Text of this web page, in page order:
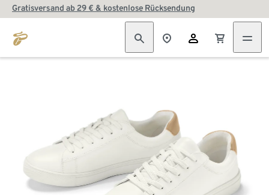
Gratisversand ab 29 € & kostenlose Rücksendung